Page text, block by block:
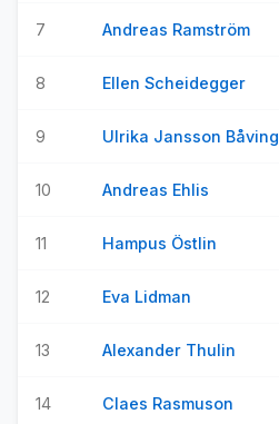
7 Andreas Ramström
8 Ellen Scheidegger
9 Ulrika Jansson Båving
10 Andreas Ehlis
11 Hampus Östlin
12 Eva Lidman
13 Alexander Thulin
14 Claes Rasmuson